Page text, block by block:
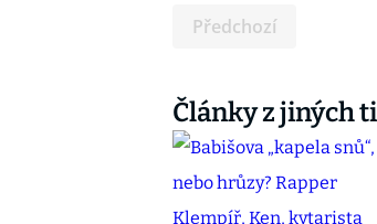
Předchozí
Články z jiných